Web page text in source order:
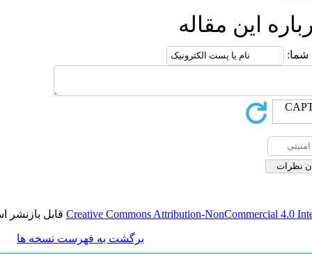
مقاله
Creative Commons Attribution-قابل بازنشر است.
برگشت به فهرست نسخه ها